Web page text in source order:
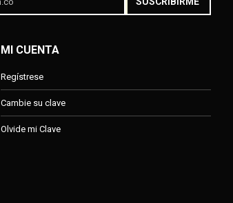
MI CUENTA
Regístrese
Cambie su clave
Olvide mi Clave